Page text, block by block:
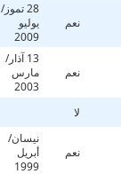
نعم
28 تموز/
يوليو
2009
نعم
13 آذار/
مارس
2003
نعم
نيسان/
أبريل
1999